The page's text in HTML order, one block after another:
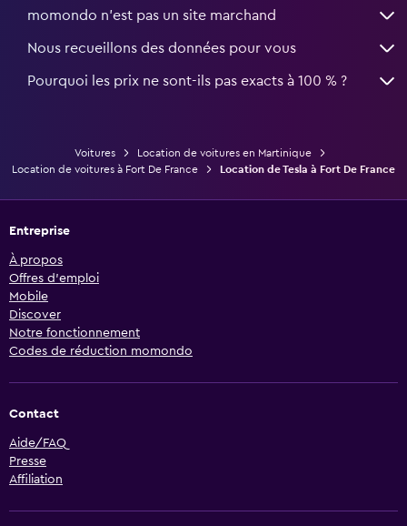
momondo n'est pas un site marchand
Nous recueillons des données pour vous
Pourquoi les prix ne sont-ils pas exacts à 100 % ?
Voitures
Location de voitures en Martinique
Location de voitures à Fort De France
Location de Tesla à Fort De France
Entreprise
À propos
Offres d’emploi
Mobile
Discover
Notre fonctionnement
Codes de réduction momondo
Contact
Aide/FAQ
Presse
Affiliation